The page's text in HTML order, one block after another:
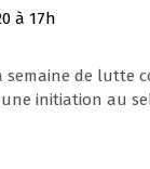
à 17h
semaine de lutte
initiation au